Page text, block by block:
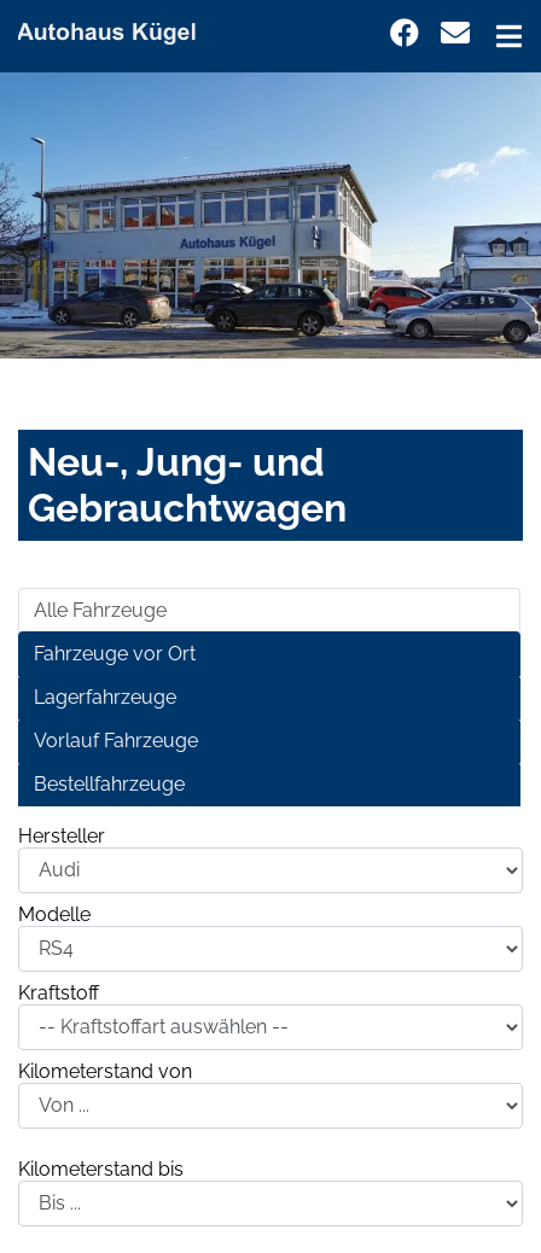
Neu-, Jung- und
Gebrauchtwagen
Alle Fahrzeuge
Fahrzeuge vor Ort
Lagerfahrzeuge
Vorlauf Fahrzeuge
Bestellfahrzeuge
Hersteller
Modelle
Kraftstoff
Kilometerstand von
Kilometerstand bis